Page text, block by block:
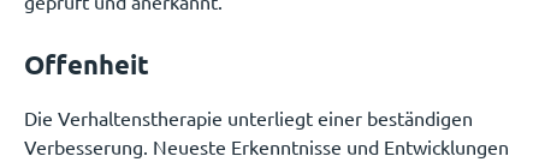
Offenheit
Die Verhaltenstherapie unterliegt einer beständigen
Verbesserung. Neueste Erkenntnisse und Entwicklungen